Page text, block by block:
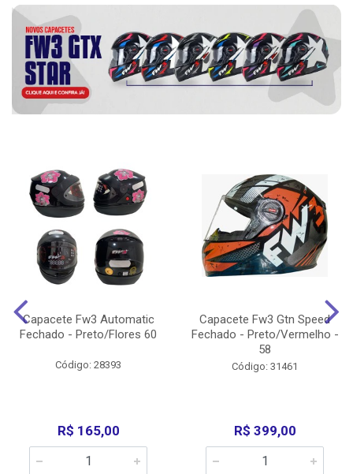
Capacete Fw3 Automatic
Fechado - Preto/Flores 60
Código: 28393
R$ 165,00
Capacete Fw3 Gtn Speed
Fechado - Preto/Vermelho -
58
Código: 31461
R$ 399,00